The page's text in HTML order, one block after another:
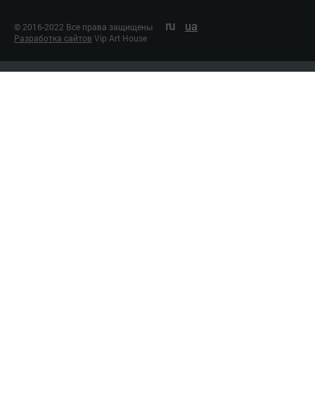
© 2016-2022 Все права защищены ru ua
Разработка сайтов Vip Art House